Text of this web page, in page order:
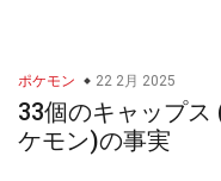
ポケモン 22 2月 2025
33個のキャップス
ケモン)の事実